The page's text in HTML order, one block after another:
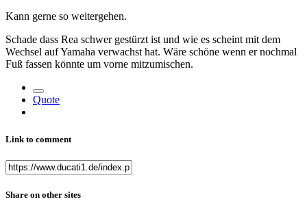
Kann gerne so weitergehen.
Schade dass Rea schwer gestürzt ist und wie es scheint mit dem
Wechsel auf Yamaha verwachst hat. Wäre schöne wenn er nochmal
Fuß fassen könnte um vorne mitzumischen.
Quote
Link to comment
Share on other sites